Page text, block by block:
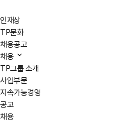
인재상
TP문화
채용공고
채용
TP그룹 소개
사업부문
지속가능경영
공고
채용